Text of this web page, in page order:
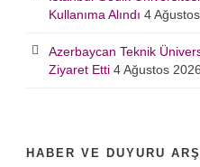
Kullanıma Alındı 4
Azerbaycan Teknik
Ziyaret Etti 4 Ağustos 2026
HABER VE DUYURU